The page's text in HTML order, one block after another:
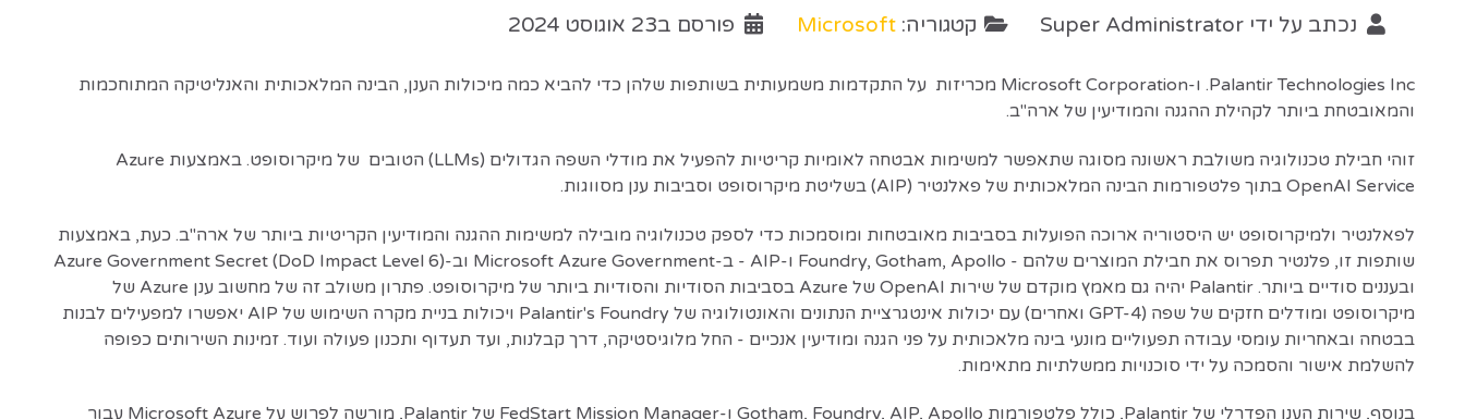
נכתב על ידי Super Administrator קטגוריה: Microsoft פורסם ב23 אוגוסט 2024
Palantir Technologies Inc. ו-Microsoft Corporation מכריזות על התקדמות משמעותית בשותפות שלהן כדי להביא כמה מיכולות הענן, הבינה המלאכותית והאנליטיקה המתוחכמות
והמאובטחת ביותר לקהילת ההגנה והמודיעין של ארה"ב.
זוהי חבילת טכנולוגיה משולבת ראשונה מסוגה שתאפשר למשימות אבטחה לאומיות קריטיות להפעיל את מודלי השפה הגדולים (LLMs) הטובים של מיקרוסופט. באמצעות Azure
OpenAI Service בתוך פלטפורמות הבינה המלאכותית של פאלנטיר (AIP) בשליטת מיקרוסופט וסביבות ענן מסווגות.
לפאלנטיר ולמיקרוסופט יש היסטוריה ארוכה הפועלות בסביבות מאובטחות ומוסמכות כדי לספק טכנולוגיה מובילה למשימות ההגנה והמודיעין הקריטיות ביותר של ארה"ב. כעת, באמצעות
שותפות זו, פלנטיר תפרוס את חבילת המוצרים שלהם - Foundry, Gotham, Apollo ו-AIP - ב-Microsoft Azure Government וב-Azure Government Secret (DoD Impact Level 6)
ובעננים סודיים ביותר. Palantir יהיה גם מאמץ מוקדם של שירות OpenAI של Azure בסביבות הסודיות והסודיות ביותר של מיקרוסופט. פתרון משולב זה של מחשוב ענן Azure של
מיקרוסופט ומודלים חזקים של שפה (GPT-4 ואחרים) עם יכולות אינטגרציית הנתונים והאונטולוגיה של Palantir's Foundry ויכולות בניית מקרה השימוש של AIP יאפשרו למפעילים לבנות
בבטחה ובאחריות עומסי עבודה תפעוליים מונעי בינה מלאכותית על פני הגנה ומודיעין אנכיים - החל מלוגיסטיקה, דרך קבלנות, ועד תעדוף ותכנון פעולה ועוד. זמינות השירותים כפופה
להשלמת אישור והסמכה על ידי סוכנויות ממשלתיות מתאימות.
בנוסף, שירות הענן הפדרלי של Palantir, כולל פלטפורמות Gotham, Foundry, AIP, Apollo ו-FedStart Mission Manager של Palantir, מורשה לפרוש על Microsoft Azure עבור